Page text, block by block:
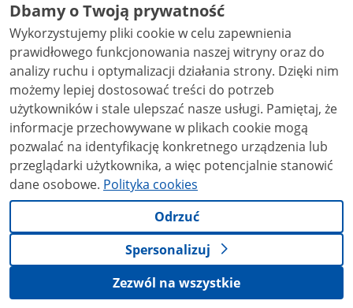
audio i wideo, są udostępniane na licencji typu
Creative Commons: uznanie autorstwa użycie
niekomercyjne - bez utworów zależnych 4.0 (CC BY-
NC-ND 4.0), o ile nie jest to stwierdzone inaczej.
Dbamy o Twoją prywatność
Wykorzystujemy pliki cookie w celu zapewnienia
prawidłowego funkcjonowania naszej witryny oraz do
analizy ruchu i optymalizacji działania strony. Dzięki nim
możemy lepiej dostosować treści do potrzeb
użytkowników i stale ulepszać nasze usługi. Pamiętaj, że
informacje przechowywane w plikach cookie mogą
pozwalać na identyfikację konkretnego urządzenia lub
przeglądarki użytkownika, a więc potencjalnie stanowić
dane osobowe. Polityka cookies
Odrzuć
Spersonalizuj
Zezwól na wszystkie